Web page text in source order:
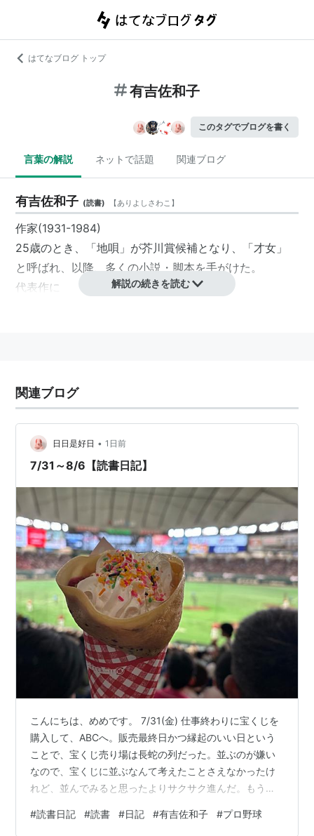
はてなブログ トップ
有吉佐和子
このタグでブログを書く
言葉の解説 ネットで話題 関連ブログ
有吉佐和子 (読書) 【ありよしさわこ 】
作家(1931-1984)
25歳のとき、「地唄」が芥川賞候補となり、「才女」
と呼ばれ、以降、多くの小説・脚本を手がけた。
代表作に
複合汚染
開幕ベルは華やかに
紀ノ川
などがある。
2014年、半世紀前に雑誌に連載したものの、本になっ
ていなかった小説があることが分かり、出版されること
が発表されている。*1
http://www3.nhk.or.jp/news/html/20140520/k1001
4577151000.html
解説の続きを読む
関連ブログ
日日是好日 • 1日前
7/31～8/6【読書日記】
こんにちは、めめです。 7/31(金) 仕事終わりに宝くじを
購入して、ABCへ。販売最終日かつ縁起のいい日という
ことで、宝くじ売り場は長蛇の列だった。並ぶのが嫌い
なので、宝くじに並ぶなんて考えたことさえなかったけ
れど、並んでみると思ったよりサクサク進んだ。もう一
間半座ることも許されず、作り続けた。ここの店舗にく
#読書日記 #読書 #日記 #有吉佐和子 #プロ野球